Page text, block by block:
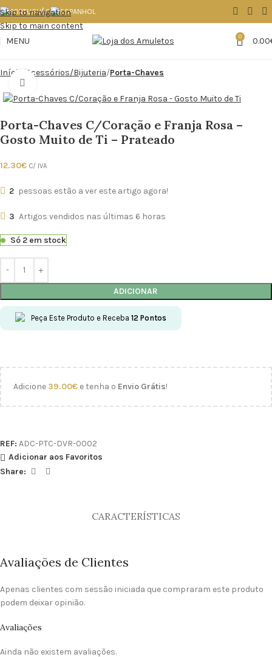
Skip to navigation
Skip to main content
MENU
0 0.00
Início Acessórios/Bijuteria Porta-Chaves
Porta-Chaves C/Coração e Franja Rosa –
Gosto Muito de Ti – Prateado
12.30€ C/ IVA
2 pessoas estão a ver este artigo agora!
3 Artigos vendidos nas últimas 6 horas
Só 2 em stock
ADICIONAR
Peça Este Produto e Receba 12 Pontos
Adicione 39.00€ e tenha o Envio Grátis!
REF: ADC-PTC-DVR-0002
Adicionar aos Favoritos
Share:
CARACTERÍSTICAS
Avaliações de Clientes
Avaliações
Ainda não existem avaliações.
Apenas clientes com sessão iniciada que compraram este produto
podem deixar opinião.